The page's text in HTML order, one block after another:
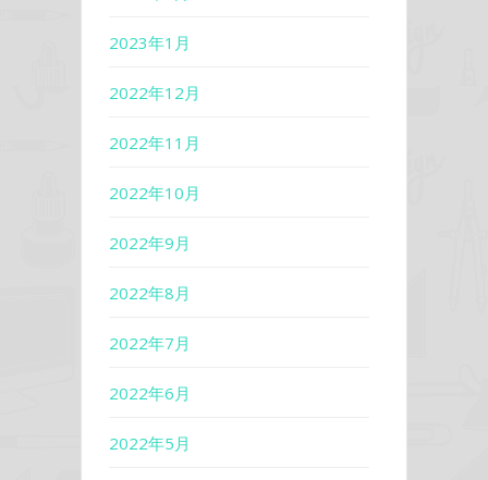
2023年1月
2022年12月
2022年11月
2022年10月
2022年9月
2022年8月
2022年7月
2022年6月
2022年5月